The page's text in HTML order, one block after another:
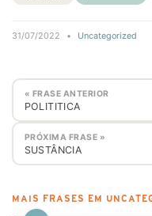
31/07/2022 • Uncategorized
« FRASE ANTERIOR
POLITITICA
PRÓXIMA FRASE »
SUSTÂNCIA
MAIS FRASES EM